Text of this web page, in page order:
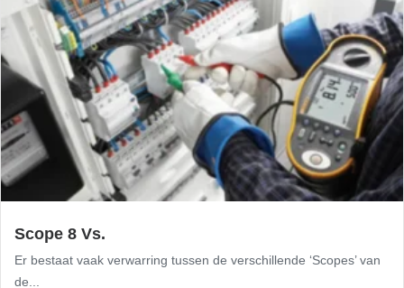
Scope 8 Vs.
Er bestaat vaak verwarring tussen de verschillende ‘Scopes’ van
de...